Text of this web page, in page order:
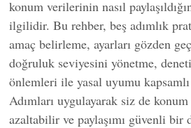
konum verilerinin nasıl
ilgilidir. Bu rehber, beş adımlık
amaç belirleme, ayarları gözden
doğruluk seviyesini yönetme,
önlemleri ile yasal uyumu
Adımları uygulayarak siz de
azaltabilir ve paylaşımı güvenli bir